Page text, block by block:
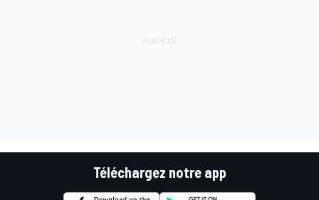
Téléchargez notre app